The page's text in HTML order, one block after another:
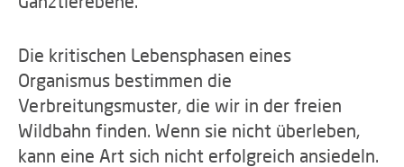
Die kritischen Lebensphasen eines
Organismus bestimmen die
Verbreitungsmuster, die wir in der freien
Wildbahn finden. Wenn sie nicht überleben,
kann eine Art sich nicht erfolgreich ansiedeln.